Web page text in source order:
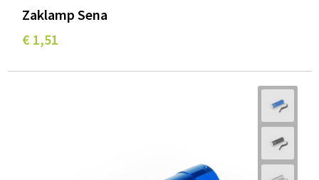
Zaklamp Sena
€ 1,51